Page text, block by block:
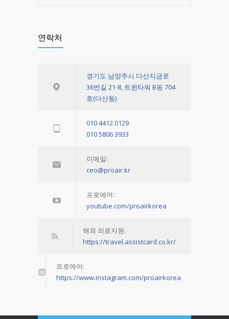
연락처
경기도 남양주시 다산지금로
36번길 21-8, 트윈타워 B동 704
호(다산동)
010 4412 0129
010 5806 3933
이메일:
ceo@proair.kr
프로에어:
youtube.com/proairkorea
해외 의료지원:
https://travel.assistcard.co.kr/
프로에어:
https://www.instagram.com/proairkorea